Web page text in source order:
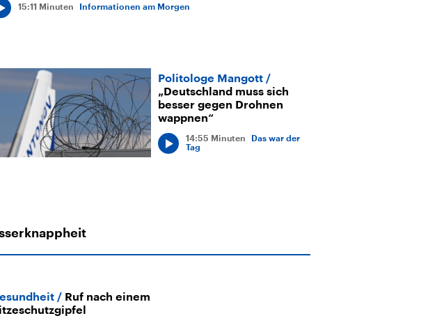
15:11 Minuten Informationen am Morgen
Politologe Mangott
„Deutschland muss sich
besser gegen Drohnen
wappnen“
14:55 Minuten
Das war der
Tag
Ruf nach einem